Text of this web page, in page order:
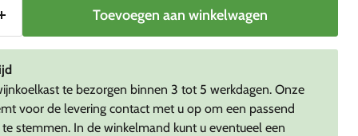
Toevoegen aan winkelwagen
te bezorgen binnen 3 tot 5 werkdagen. Onze
voor de levering contact met u op om een passend
stemmen. In de winkelmand kunt u eventueel een